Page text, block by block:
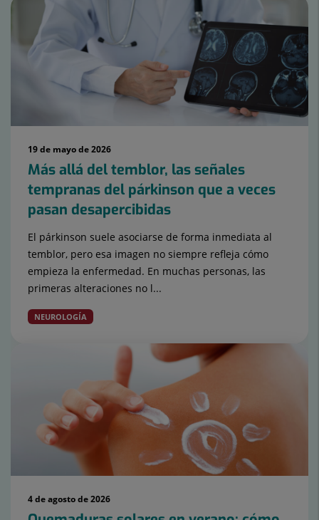
19 de mayo de 2026
Más allá del temblor, las señales
tempranas del párkinson que a veces
pasan desapercibidas
El párkinson suele asociarse de forma inmediata al
temblor, pero esa imagen no siempre refleja cómo
empieza la enfermedad. En muchas personas, las
primeras alteraciones no l...
NEUROLOGÍA
4 de agosto de 2026